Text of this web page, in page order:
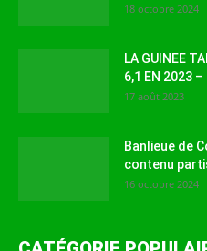
18 octobre 2024
LA GUINEE
6,1 EN 2023 –
17 août 2023
Banlieue de
contenu
16 octobre 2024